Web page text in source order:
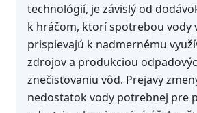
technológií, je závislý od
k hráčom, ktorí spotrebou vody
prispievajú k nadmernému
zdrojov a produkciou
znečisťovaniu vôd. Prejavy
nedostatok vody potrebnej pre